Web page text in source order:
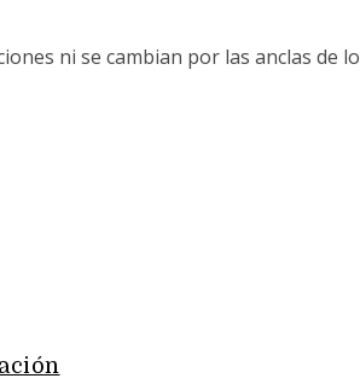
ni se cambian por las anclas de